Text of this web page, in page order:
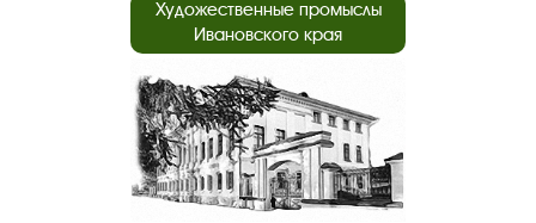
Художественные промыслы
Ивановского края